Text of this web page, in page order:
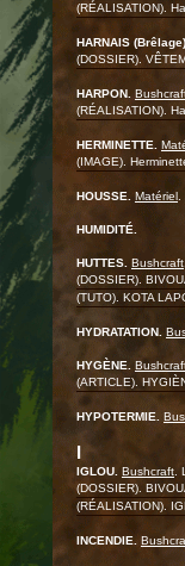
(RÉALISATION).
HARNAIS (Brêlage).
(DOSSIER).
HARPON.
(RÉALISATION).
HERMINETTE.
(IMAGE).
HOUSSE. Matériel
HUMIDITÉ.
HUTTES. Bushcraft
(DOSSIER).
(TUTO). KOTA
HYDRATATION.
HYGÈNE.
(ARTICLE).
HYPOTERMIE.
I
IGLOU. Bushcraft
(DOSSIER).
(RÉALISATION).
INCENDIE.